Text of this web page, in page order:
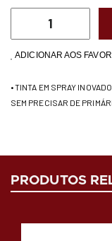
ADICIONAR AOS
• TINTA EM SPRAY
SEM PRECISAR DE
PRODUTOS